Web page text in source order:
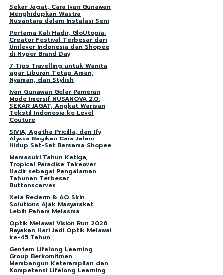
Sekar Jagat, Cara Ivan Gunawan
Menghidupkan Wastra
Nusantara dalam Instalasi Seni
Pertama Kali Hadir, GloUtopia:
Creator Festival Terbesar dari
Unilever Indonesia dan Shopee
di Hyper Brand Day
7 Tips Travelling untuk Wanita
agar Liburan Tetap Aman,
Nyaman, dan Stylish
Ivan Gunawan Gelar Pameran
Mode Imersif NUSANOVA 2.0:
SEKAR JAGAT, Angkat Warisan
Tekstil Indonesia ke Level
Couture
SIVIA, Agatha Pricilla, dan Ify
Alyssa Bagikan Cara Jalani
Hidup Sat-Set Bersama Shopee
Memasuki Tahun Ketiga,
Tropical Paradise Takeover
Hadir sebagai Pengalaman
Tahunan Terbesar
Buttonscarves
Xela Rederm & AQ Skin
Solutions Ajak Masyarakat
Lebih Paham Melasma
Optik Melawai Vision Run 2026
Rayakan Hari Jadi Optik Melawai
ke-45 Tahun
Gentem Lifelong Learning
Group Berkomitmen
Membangun Keterampilan dan
Kompetensi Lifelong Learning